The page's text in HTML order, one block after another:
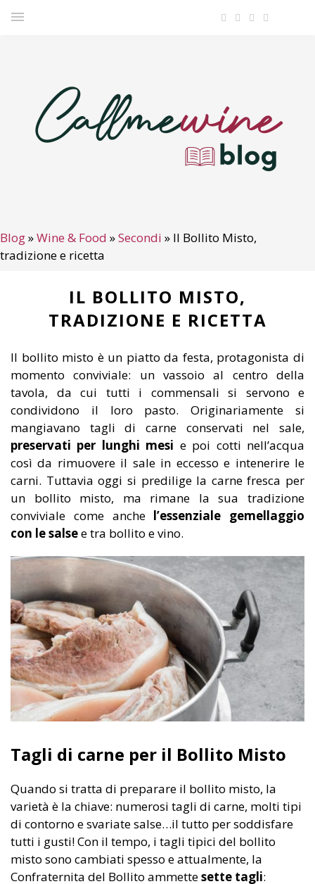
Blog»Wine & Food »Secondi » Il Bollito Misto,
tradizione e ricetta
IL BOLLITO MISTO,
TRADIZIONE E RICETTA
Il bollito misto è un piatto da festa, protagonista di
momento conviviale: un vassoio al centro della
tavola, da cui tutti i commensali si servono e
condividono il loro pasto. Originariamente si
mangiavano tagli di carne conservati nel sale,
preservati per lunghi mesi e poi cotti nell’acqua
così da rimuovere il sale in eccesso e intenerire le
carni. Tuttavia oggi si predilige la carne fresca per
un bollito misto, ma rimane la sua tradizione
conviviale come anche l’essenziale gemellaggio
con le salsee tra bollito e vino.
Tagli di carne per il Bollito Misto
Quando si tratta di preparare il bollito misto, la
varietà è la chiave: numerosi tagli di carne, molti tipi
di contorno e svariate salse…il tutto per soddisfare
tutti i gusti! Con il tempo, i tagli tipici del bollito
misto sono cambiati spesso e attualmente, la
Confraternita del Bollito ammettesette tagli: